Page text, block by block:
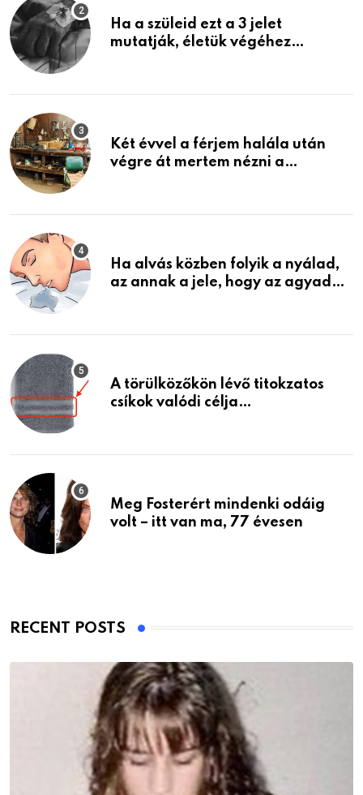
Ha a szüleid ezt a 3 jelet
mutatják, életük végéhez
Két évvel a férjem halála után
végre át mertem nézni a
életemet
Ha alvás közben folyik a nyálad,
az annak a jele, hogy az agyad…
A törülközőkön lévő titokzatos
csíkok valódi célja…
Meg Fosterért mindenki odáig
volt – itt van ma, 77 évesen
RECENT POSTS